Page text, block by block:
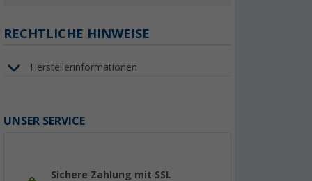
RECHTLICHE HINWEISE
Herstellerinformationen
UNSER SERVICE
Sichere Zahlung mit SSL